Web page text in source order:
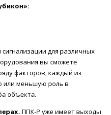
для различных
вы сможете
факторов, каждый из
или меньшую роль в
объекта.
ППК-Р уже имеет выходы